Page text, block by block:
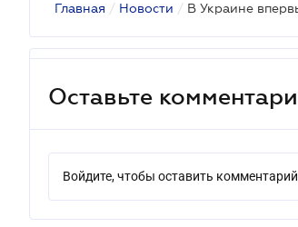
Главная / Новости / В Украине
Оставьте
Войдите, чтобы оставить комментарий